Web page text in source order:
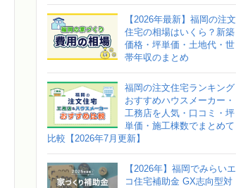
【2026年最新】福岡の注文
住宅の相場はいくら？新築
価格・坪単価・土地代・世
帯年収のまとめ
福岡の注文住宅ランキング
おすすめハウスメーカー・
工務店を人気・口コミ・坪
単価・施工棟数でまとめて
比較【2026年7月更新】
【2026年】福岡でみらいエ
コ住宅補助金 GX志向型対